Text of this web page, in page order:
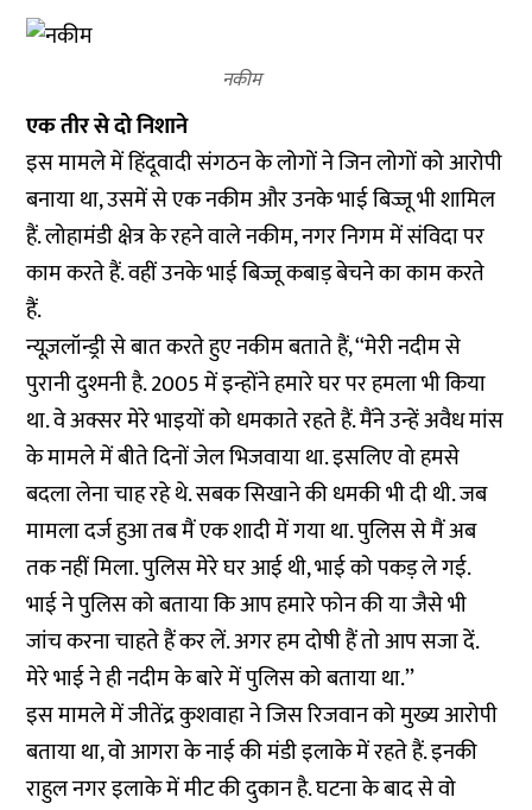
नकीम
एक तीर से दो निशाने
इस मामले में हिंदूवादी संगठन के लोगों ने जिन लोगों को आरोपी
बनाया था, उसमें से एक नकीम और उनके भाई बिज्जू भी शामिल
हैं. लोहामंडी क्षेत्र के रहने वाले नकीम, नगर निगम में संविदा पर
काम करते हैं. वहीं उनके भाई बिज्जू कबाड़ बेचने का काम करते
हैं.
न्यूज़लॉन्ड्री से बात करते हुए नकीम बताते हैं, ‘‘मेरी नदीम से
पुरानी दुश्मनी है. 2005 में इन्होंने हमारे घर पर हमला भी किया
था. वे अक्सर मेरे भाइयों को धमकाते रहते हैं. मैंने उन्हें अवैध मांस
के मामले में बीते दिनों जेल भिजवाया था. इसलिए वो हमसे
बदला लेना चाह रहे थे. सबक सिखाने की धमकी भी दी थी. जब
मामला दर्ज हुआ तब मैं एक शादी में गया था. पुलिस से मैं अब
तक नहीं मिला. पुलिस मेरे घर आई थी, भाई को पकड़ ले गई.
भाई ने पुलिस को बताया कि आप हमारे फोन की या जैसे भी
जांच करना चाहते हैं कर लें. अगर हम दोषी हैं तो आप सजा दें.
मेरे भाई ने ही नदीम के बारे में पुलिस को बताया था.’’
इस मामले में जीतेंद्र कुशवाहा ने जिस रिजवान को मुख्य आरोपी
बताया था, वो आगरा के नाई की मंडी इलाके में रहते हैं. इनकी
राहुल नगर इलाके में मीट की दुकान है. घटना के बाद से वो